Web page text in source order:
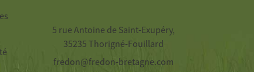
5 rue Antoine de Saint-Exupéry,
35235 Thorigné-Fouillard
fredon@fredon-bretagne.com